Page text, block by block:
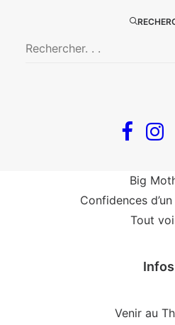
Le goût de la
Big
Confidences
Tout
Infos
Venir au